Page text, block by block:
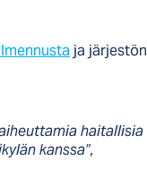
ja järjestön
haitallisia
kanssa”,